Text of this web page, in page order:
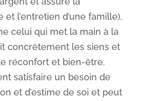
et l’entretien d’une famille),
celui qui met la main à la
concrètement les siens et
réconfort et bien-être.
satisfaire un besoin de
et d’estime de soi et peut